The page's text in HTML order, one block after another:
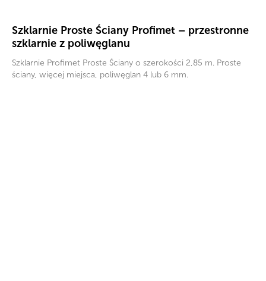
Szklarnie Proste Ściany Profimet – przestronne
szklarnie z poliwęglanu
Szklarnie Profimet Proste Ściany o szerokości 2,85 m. Proste
ściany, więcej miejsca, poliwęglan 4 lub 6 mm.